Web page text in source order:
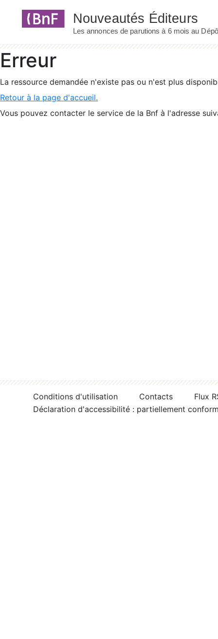
Erreur
La ressource demandée n'existe pas ou n'est plus
Retour à la page d'accueil.
Vous pouvez contacter le service de la Bnf à l'adresse
Conditions d'utilisation Contacts
Flux
Déclaration d'accessibilité : partiellement